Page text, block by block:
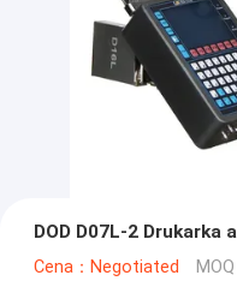
DOD D07L-2 Drukarka
Cena：Negotiated